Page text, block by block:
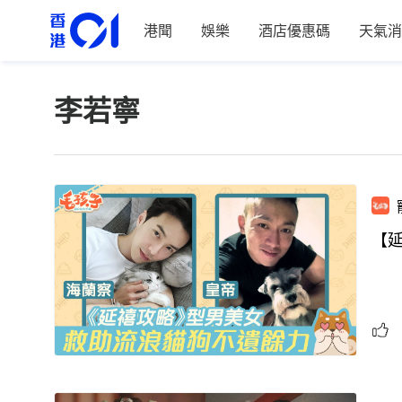
港聞 娛樂 酒店優惠碼 天氣
李若寧
【